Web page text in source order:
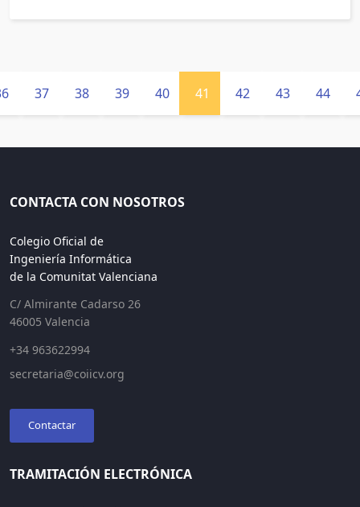
37 38 39 40 41 42 43 44
CONTACTA CON NOSOTROS
Colegio Oficial de
Ingeniería Informática
de la Comunitat Valenciana
C/ Almirante Cadarso 26
46005 Valencia
+34 963622994
secretaria@coiicv.org
Contactar
TRAMITACIÓN ELECTRÓNICA